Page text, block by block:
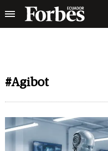
#Agibot